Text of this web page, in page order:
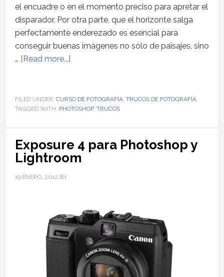
el encuadre o en el momento preciso para apretar el
disparador. Por otra parte, que el horizonte salga
perfectamente enderezado es esencial para
conseguir buenas imágenes no sólo de paisajes, sino
… [Read more...]
FILED UNDER: CURSO DE FOTOGRAFÍA, TRUCOS DE FOTOGRAFÍA
TAGGED WITH: PHOTOSHOP, TRUCOS
Exposure 4 para Photoshop y
Lightroom
19 ENERO, 2012 BY